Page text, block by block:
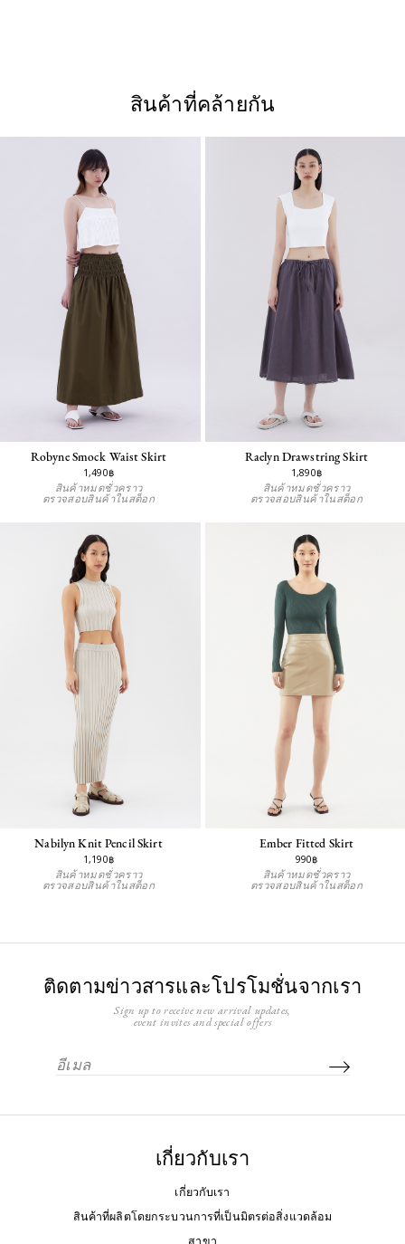
สินค้าที่คล้ายกัน
Robyne Smock Waist Skirt
1,490฿
สินค้าหมดชั่วคราว
ตรวจสอบสินค้าในสต็อก
Raelyn Drawstring Skirt
1,890฿
สินค้าหมดชั่วคราว
ตรวจสอบสินค้าในสต็อก
Nabilyn Knit Pencil Skirt
1,190฿
สินค้าหมดชั่วคราว
ตรวจสอบสินค้าในสต็อก
Ember Fitted Skirt
990฿
สินค้าหมดชั่วคราว
ตรวจสอบสินค้าในสต็อก
ติดตามข่าวสารและโปรโมชั่นจากเรา
Sign up to receive new arrival updates,
event invites and special offers
เกี่ยวกับเรา
เกี่ยวกับเรา
สินค้าที่ผลิตโดยกระบวนการที่เป็นมิตรต่อสิ่งแวดล้อม